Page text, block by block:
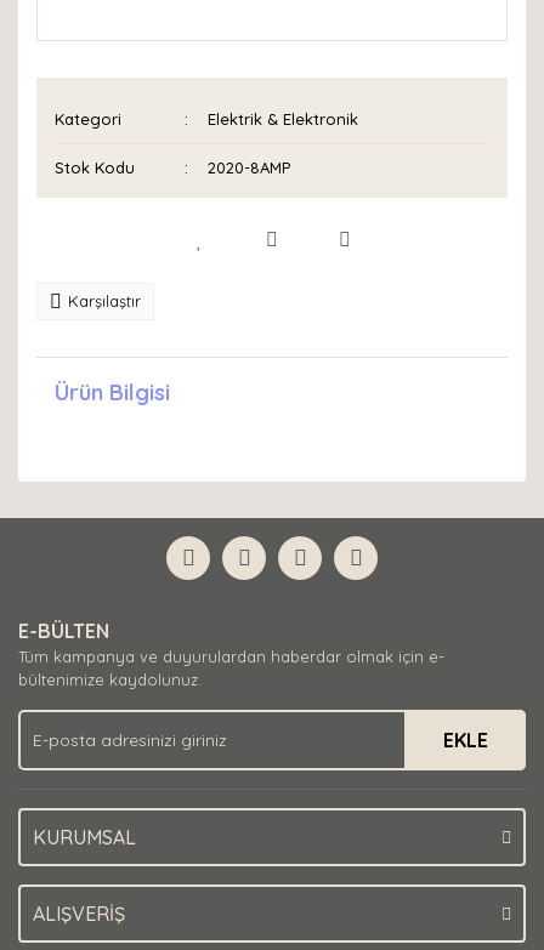
Kategori Elektrik & Elektronik
Stok Kodu 2020-8AMP
Karşılaştır
Ürün Bilgisi
E-BÜLTEN
Tüm kampanya ve duyurulardan haberdar olmak için e-
bültenimize kaydolunuz.
EKLE
KURUMSAL
ALIŞVERİŞ